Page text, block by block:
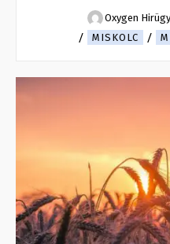
Oxygen
MISKOLC